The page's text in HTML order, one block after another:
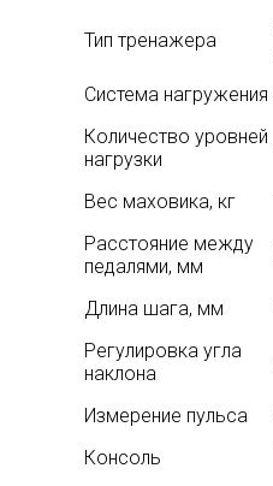
Тип тренажера
Система нагружения
Количество уровней
нагрузки
Вес маховика, кг
Расстояние между
педалями, мм
Длина шага, мм
Регулировка угла
наклона
Измерение пульса
Консоль